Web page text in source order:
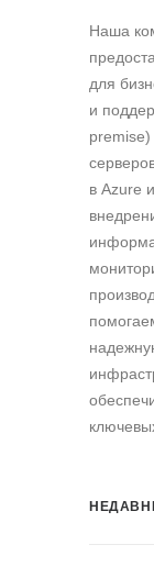
Наша
для
и
в Azure